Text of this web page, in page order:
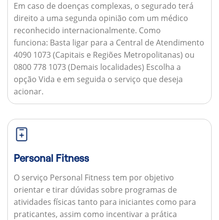
Em caso de doenças complexas, o segurado terá
direito a uma segunda opinião com um médico
reconhecido internacionalmente. Como
funciona: Basta ligar para a Central de Atendimento
4090 1073 (Capitais e Regiões Metropolitanas) ou
0800 778 1073 (Demais localidades) Escolha a
opção Vida e em seguida o serviço que deseja
acionar.
Personal Fitness
O serviço Personal Fitness tem por objetivo
orientar e tirar dúvidas sobre programas de
atividades físicas tanto para iniciantes como para
praticantes, assim como incentivar a prática